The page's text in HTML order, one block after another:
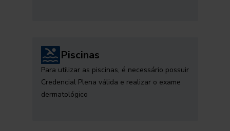
Piscinas
Para utilizar as piscinas, é necessário possuir
Credencial Plena válida e realizar o exame
dermatológico